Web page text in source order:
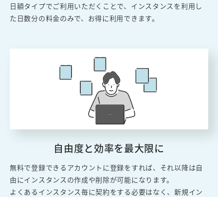
日額タイプでご利用いただくことで、インスタンスを利用し
た日数分の料金のみで、お得に利用できます。
自由度と効率を最大限に
無料で登録できるアカウントに登録をすれば、それ以降は自
由にインスタンスの作成や削除が可能になります。
よくあるインスタンス毎に契約をする必要はなく、新規イン